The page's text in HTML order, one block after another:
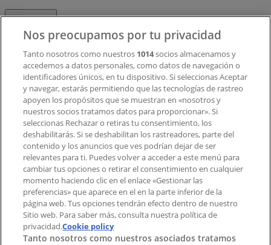
Contacto comercial y de marketing
Tienda mal colocada en el mapa
Notificar un folleto
¿Encontraste un problema en la web o en la
aplicación?
Índices
Marcas
Marcas locales
Negocios
Negocios cercanos
Nos preocupamos por tu privacidad
Tanto nosotros como nuestros 1014socios almacenamos y
accedemos a datos personales, como datos de navegación o
identificadores únicos, en tu dispositivo. Si seleccionas Aceptar
y navegar, estarás permitiendo que las tecnologías de rastreo
apoyen los propósitos que se muestran en «nosotros y
nuestros socios tratamos datos para proporcionar». Si
seleccionas Rechazar o retiras tu consentimiento, los
deshabilitarás. Si se deshabilitan los rastreadores, parte del
contenido y los anuncios que ves podrían dejar de ser
relevantes para ti. Puedes volver a acceder a este menú para
cambiar tus opciones o retirar el consentimiento en cualquier
momento haciendo clic en el enlace «Gestionar las
preferencias» que aparece en el en la parte inferior de la
página web. Tus opciones tendrán efecto dentro de nuestro
Sitio web. Para saber más, consulta nuestra política de
privacidad.Cookie policy
Tanto nosotros como nuestros asociados tratamos